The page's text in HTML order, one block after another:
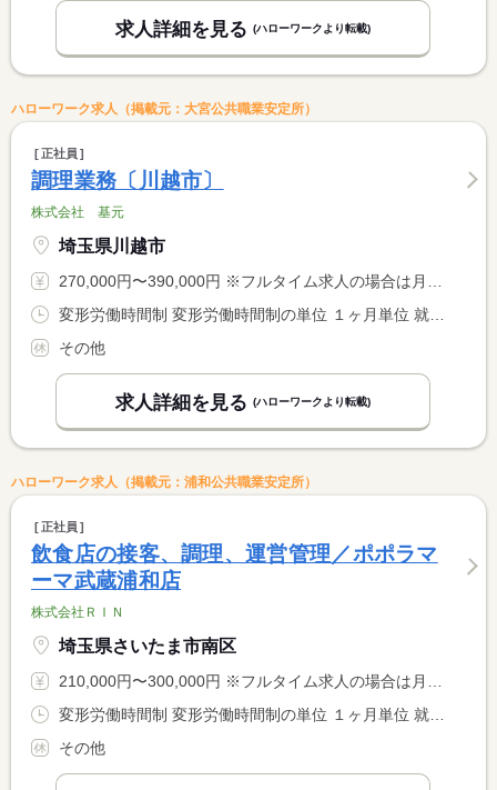
求人詳細を見る (ハローワークより転載)
ハローワーク求人（掲載元：大宮公共職業安定所）
正社員
調理業務〔川越市〕
株式会社 基元
埼玉県川越市
270,000円〜390,000円 ※フルタイム求人の場合は月額（換算額）、パート求人の場合は時間額を表示しています。
変形労働時間制 変形労働時間制の単位 １ヶ月単位 就業時間１ 6時30分〜15時30分 又は 6時30分〜18時30分の時間の間の8時間程度
その他
求人詳細を見る (ハローワークより転載)
ハローワーク求人（掲載元：浦和公共職業安定所）
正社員
飲食店の接客、調理、運営管理／ポポラマ
ーマ武蔵浦和店
株式会社ＲＩＮ
埼玉県さいたま市南区
210,000円〜300,000円 ※フルタイム求人の場合は月額（換算額）、パート求人の場合は時間額を表示しています。
変形労働時間制 変形労働時間制の単位 １ヶ月単位 就業時間１ 14時00分〜22時00分 就業時間２ 10時00分〜18時00分
その他